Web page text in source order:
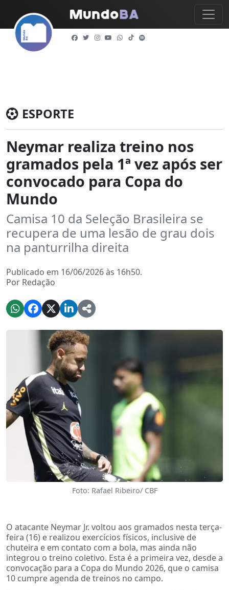
ESPORTE
Neymar realiza treino nos
gramados pela 1ª vez após ser
convocado para Copa do
Mundo
Camisa 10 da Seleção Brasileira se
recupera de uma lesão de grau dois
na panturrilha direita
Publicado em 16/06/2026 às 16h50.
Por Redação
Foto: Rafael Ribeiro/ CBF
O atacante Neymar Jr. voltou aos gramados nesta terça-
feira (16) e realizou exercícios físicos, inclusive de
chuteira e em contato com a bola, mas ainda não
integrou o treino coletivo. Esta é a primeira vez, desde a
convocação para a Copa do Mundo 2026, que o camisa
10 cumpre agenda de treinos no campo.